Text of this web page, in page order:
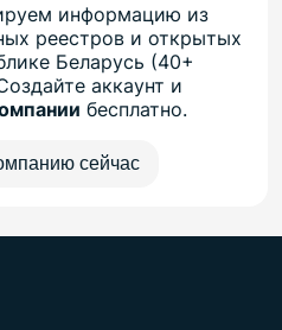
информацию из
реестров и открытых
Беларусь (40+
аккаунт и
бесплатно.
сейчас